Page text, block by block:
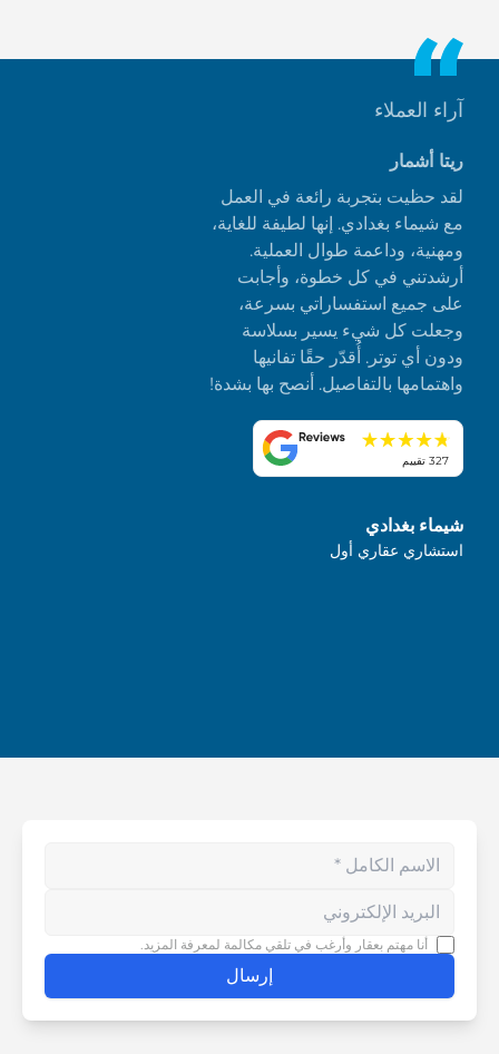
آراء العملاء
ريتا أشمار
لقد حظيت بتجربة رائعة في العمل
مع شيماء بغدادي. إنها لطيفة للغاية،
ومهنية، وداعمة طوال العملية.
أرشدتني في كل خطوة، وأجابت
على جميع استفساراتي بسرعة،
وجعلت كل شيء يسير بسلاسة
ودون أي توتر. أُقدّر حقًا تفانيها
واهتمامها بالتفاصيل. أنصح بها بشدة!
327 تقييم
شيماء بغدادي
استشاري عقاري أول
Enter your phone number
أنا مهتم بعقار وأرغب في تلقي مكالمة لمعرفة المزيد.
إرسال